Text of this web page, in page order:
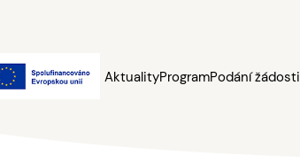
AktualityProgramPodání žádosti